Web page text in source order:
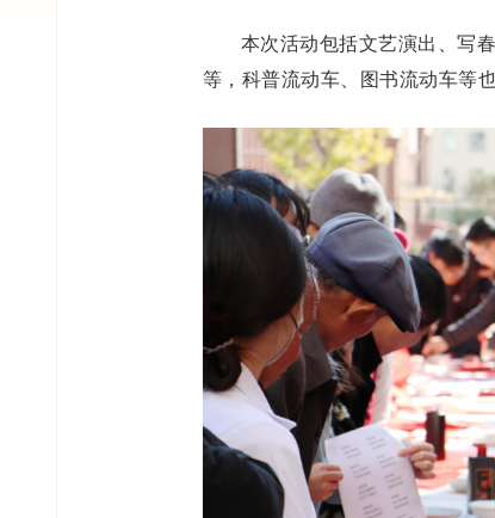
本次活动包括文艺演出、写
等，科普流动车、图书流动车等